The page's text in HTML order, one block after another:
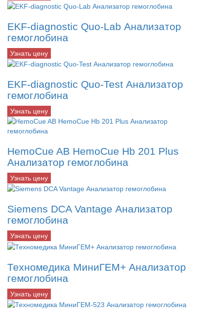
EKF-diagnostic Quo-Lab Анализатор
гемоглобина
Узнать цену
EKF-diagnostic Quo-Test Анализатор
гемоглобина
Узнать цену
HemoCue AB HemoCue Hb 201 Plus
Анализатор гемоглобина
Узнать цену
Siemens DCA Vantage Анализатор
гемоглобина
Узнать цену
Техномедика МиниГЕМ+ Анализатор
гемоглобина
Узнать цену